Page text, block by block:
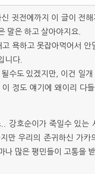
귓전에까지 이 글이 전
말은 하고 살아야지요.
고 욕하고 못잡아먹어서
니다.
수도 있겠지만, 이건 일
정도 얘기에 왜이리 다
강호순이가 죽일수 있는
만 우리의 존귀하신 가카
많은 평민들이 고통을